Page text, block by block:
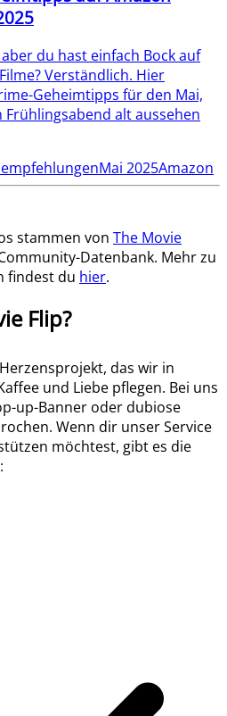
du hast einfach Bock auf
Verständlich. Hier
Geheimtipps für den Mai,
alt aussehen
Mai 2025Amazon
stammen von The Movie
Datenbank. Mehr zu
findest du hier.
Flip?
das wir in
und Liebe pflegen. Bei uns
up-Banner oder dubiose
Wenn dir unser Service
möchtest, gibt es die